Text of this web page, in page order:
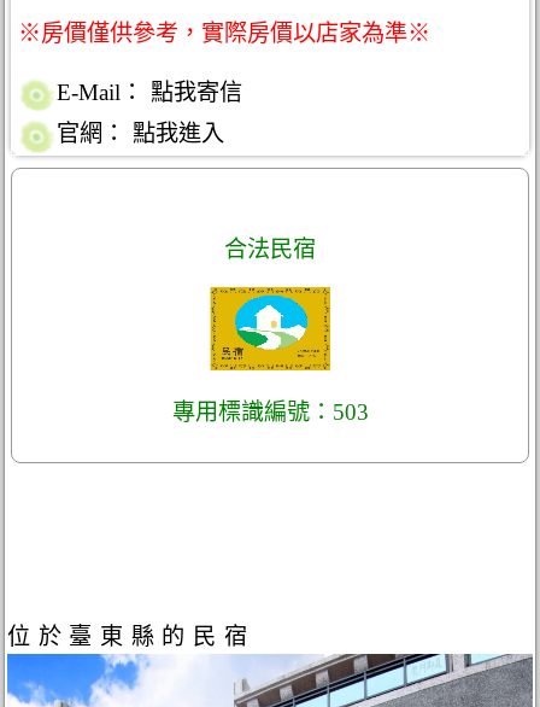
※房價僅供參考，實際房價以店家為準※
E-Mail：
點我寄信
官網：
點我進入
合法民宿
專用標識編號：503
位於臺東縣的民宿